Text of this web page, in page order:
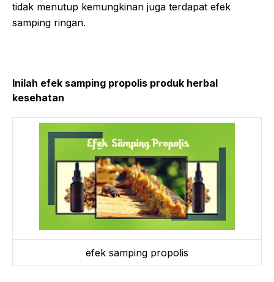
tidak menutup kemungkinan juga terdapat efek
samping ringan.
Inilah efek samping propolis produk herbal
kesehatan
efek samping propolis